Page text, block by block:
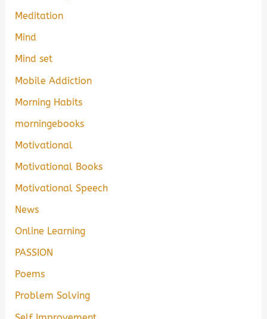
Meditation
Mind
Mind set
Mobile Addiction
Morning Habits
morningebooks
Motivational
Motivational Books
Motivational Speech
News
Online Learning
PASSION
Poems
Problem Solving